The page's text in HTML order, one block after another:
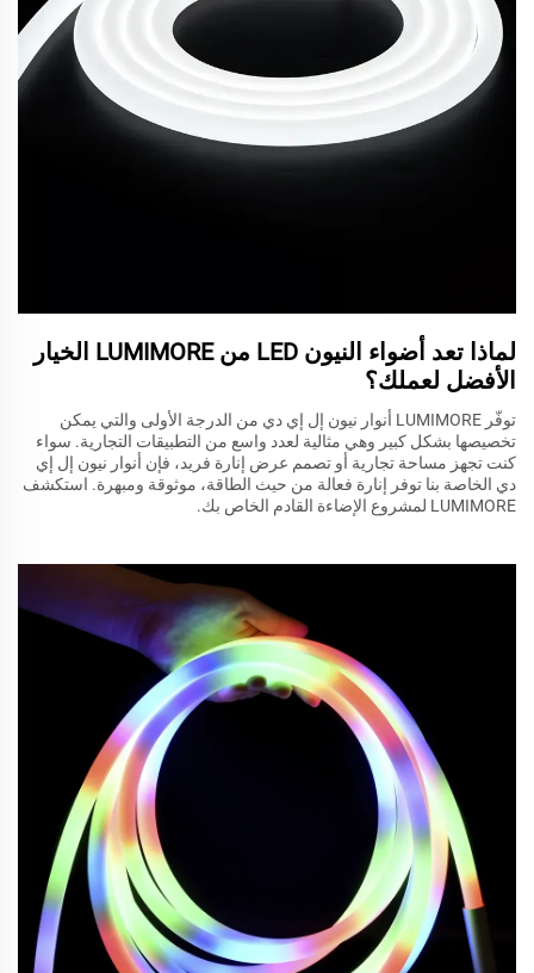
لماذا تعد أضواء النيون LED من LUMIMORE الخيار
الأفضل لعملك؟
توفّر LUMIMORE أنوار نيون إل إي دي من الدرجة الأولى والتي يمكن
تخصيصها بشكل كبير وهي مثالية لعدد واسع من التطبيقات التجارية. سواء
كنت تجهز مساحة تجارية أو تصمم عرض إنارة فريد، فإن أنوار نيون إل إي
دي الخاصة بنا توفر إنارة فعالة من حيث الطاقة، موثوقة ومبهرة. استكشف
LUMIMORE لمشروع الإضاءة القادم الخاص بك.